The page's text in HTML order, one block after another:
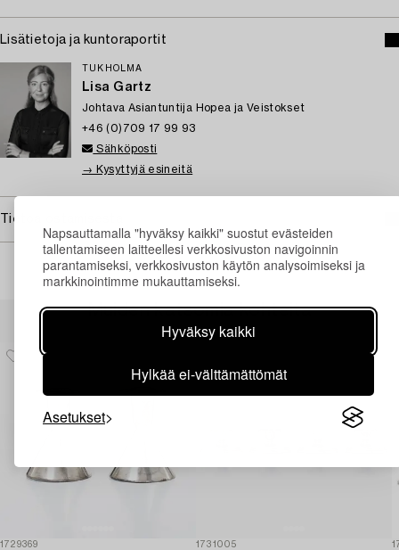
Napsauttamalla "hyväksy kaikki" suostut evästeiden
tallentamiseen laitteellesi verkkosivuston navigoinnin
parantamiseksi, verkkosivuston käytön analysoimiseksi ja
markkinointimme mukauttamiseksi.
Hyväksy kaikki
Hylkää ei-välttämättömät
Asetukset
Lisätietoja ja kuntoraportit
TUKHOLMA
Lisa Gartz
Johtava Asiantuntija Hopea ja Veistokset
+46 (0)709 17 99 93
Sähköposti
→ Kysyttyjä esineitä
Tietoa ostamisesta
Muiden katsomia kohteita
1729369 1731005